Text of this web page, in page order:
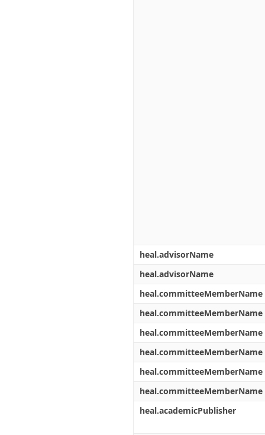
heal.advisorName
heal.advisorName
heal.committeeMemberName
heal.committeeMemberName
heal.committeeMemberName
heal.committeeMemberName
heal.committeeMemberName
heal.committeeMemberName
heal.academicPublisher